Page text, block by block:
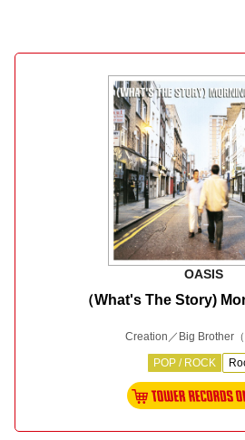
OASIS
（What's The Story)
Creation／Big Brother
POP / ROCK